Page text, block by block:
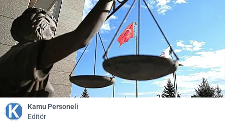
Kamu Personeli
Editör